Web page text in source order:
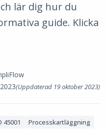
lär dig hur du
guide. Klicka
(Uppdaterad 19 oktober 2023)
45001
Processkartläggning